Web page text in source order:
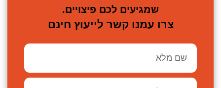
שמגיעים לכם פיצויים.
צרו עמנו קשר לייעוץ חינם